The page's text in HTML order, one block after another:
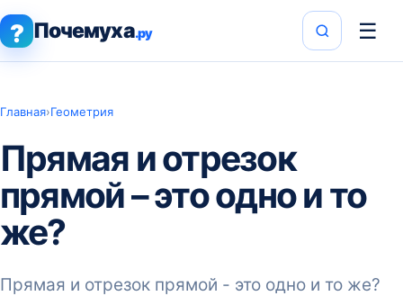
? Почемуха.ру ☰
Главная›Геометрия
Прямая и отрезок
прямой – это одно и то
же?
Прямая и отрезок прямой - это одно и то же?